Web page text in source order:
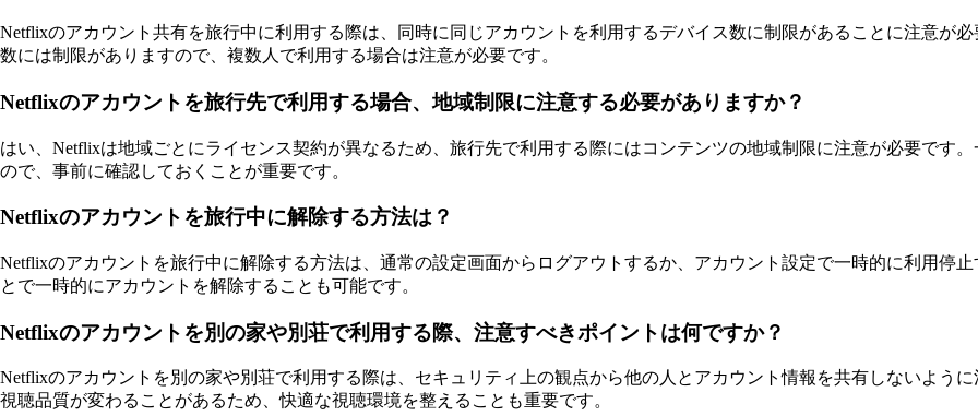
Netflixのアカウント共有を旅行中に利用する際は、同時に同じアカウントを利用するデバイス数に制限があることに注意が
数には制限がありますので、複数人で利用する場合は注意が必要です。
Netflixのアカウントを旅行先で利用する場合、地域制限に注意する必要がありますか？
はい、Netflixは地域ごとにライセンス契約が異なるため、旅行先で利用する際にはコンテンツの地域制限に注意が必要です
ので、事前に確認しておくことが重要です。
Netflixのアカウントを旅行中に解除する方法は？
Netflixのアカウントを旅行中に解除する方法は、通常の設定画面からログアウトするか、アカウント設定で一時的に利用停
とで一時的にアカウントを解除することも可能です。
Netflixのアカウントを別の家や別荘で利用する際、注意すべきポイントは何ですか？
Netflixのアカウントを別の家や別荘で利用する際は、セキュリティ上の観点から他の人とアカウント情報を共有しないよう
視聴品質が変わることがあるため、快適な視聴環境を整えることも重要です。